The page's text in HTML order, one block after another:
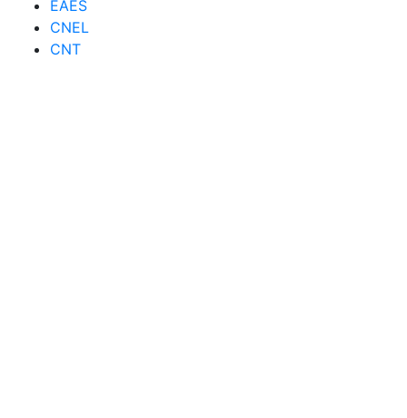
EAES
CNEL
CNT